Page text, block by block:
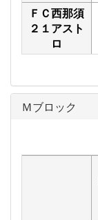
ＦＣ西那須
２１アスト
ロ
Ｍブロック